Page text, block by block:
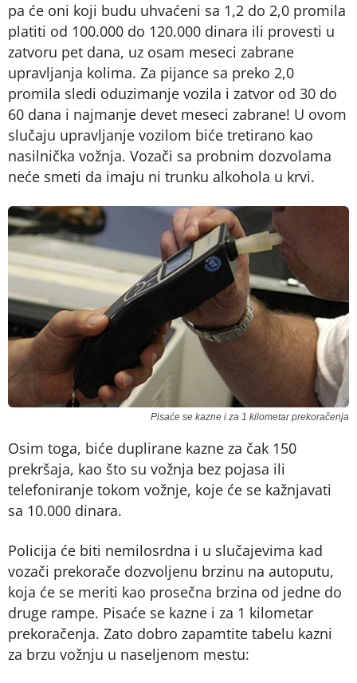
pa će oni koji budu uhvaćeni sa 1,2 do 2,0 promila
platiti od 100.000 do 120.000 dinara ili provesti u
zatvoru pet dana, uz osam meseci zabrane
upravljanja kolima. Za pijance sa preko 2,0
promila sledi oduzimanje vozila i zatvor od 30 do
60 dana i najmanje devet meseci zabrane! U ovom
slučaju upravljanje vozilom biće tretirano kao
nasilnička vožnja. Vozači sa probnim dozvolama
neće smeti da imaju ni trunku alkohola u krvi.
Pisaće se kazne i za 1 kilometar prekoračenja
Osim toga, biće duplirane kazne za čak 150
prekršaja, kao što su vožnja bez pojasa ili
telefoniranje tokom vožnje, koje će se kažnjavati
sa 10.000 dinara.
Policija će biti nemilosrdna i u slučajevima kad
vozači prekorače dozvoljenu brzinu na autoputu,
koja će se meriti kao prosečna brzina od jedne do
druge rampe. Pisaće se kazne i za 1 kilometar
prekoračenja. Zato dobro zapamtite tabelu kazni
za brzu vožnju u naseljenom mestu: